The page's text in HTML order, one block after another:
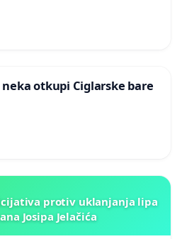
neka otkupi Ciglarske bare
protiv uklanjanja lipa
Josipa Jelačića